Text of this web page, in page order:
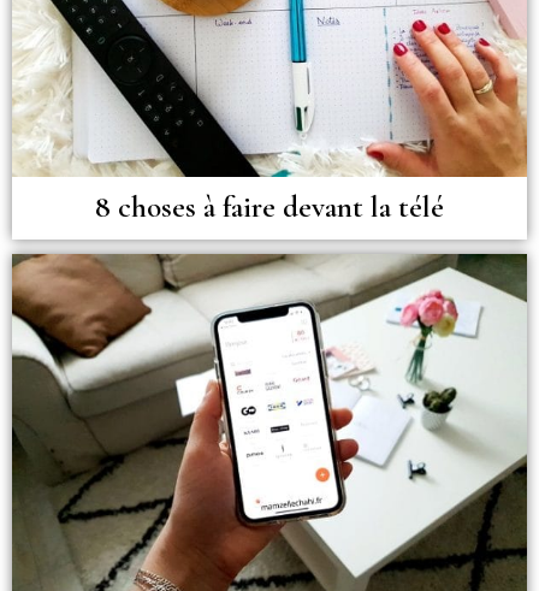
8 choses à faire devant la télé